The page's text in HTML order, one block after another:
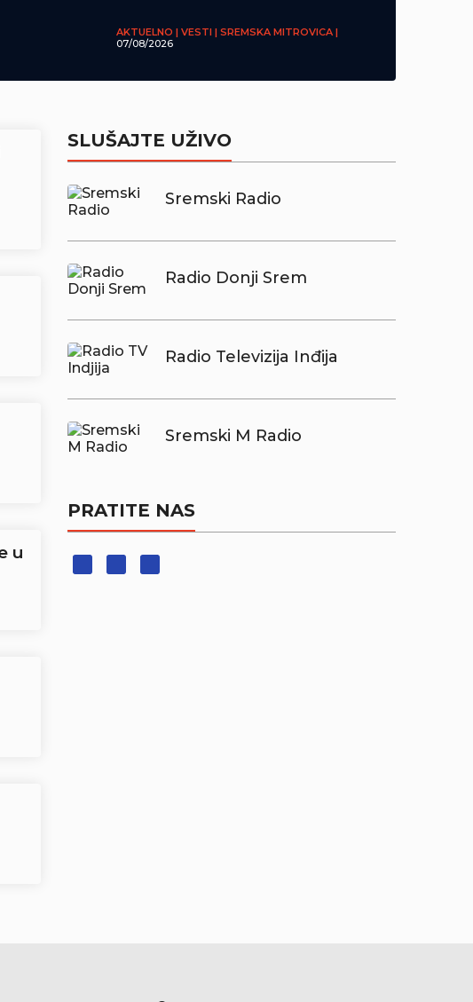
AKTUELNO | VESTI | SREMSKA MITROVICA |
07/08/2026
u
SLUŠAJTE UŽIVO
Sremski Radio
Radio Donji Srem
Radio Televizija Inđija
Sremski M Radio
PRATITE NAS